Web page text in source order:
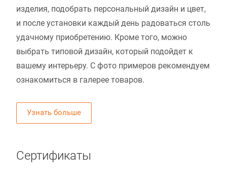
изделия, подобрать персональный дизайн и цвет,
и после установки каждый день радоваться столь
удачному приобретению. Кроме того, можно
выбрать типовой дизайн, который подойдет к
вашему интерьеру. С фото примеров рекомендуем
ознакомиться в галерее товаров.
Узнать больше
Сертификаты